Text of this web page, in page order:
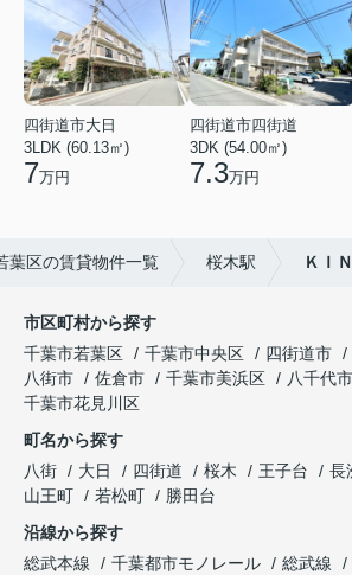
四街道市大日
3LDK (60.13㎡)
7万円
四街道市四街道
3DK (54.00㎡)
7.3万円
葉区の賃貸物件一覧 桜木駅 ＫＩ
市区町村から探す
千葉市若葉区
千葉市中央区 四街道市
八街市
佐倉市 千葉市美浜区 八千代市
千葉市花見川区
町名から探す
八街
大日 四街道 桜木 王子台 長
山王町
若松町
勝田台
沿線から探す
総武本線
千葉都市モノレール 総武線